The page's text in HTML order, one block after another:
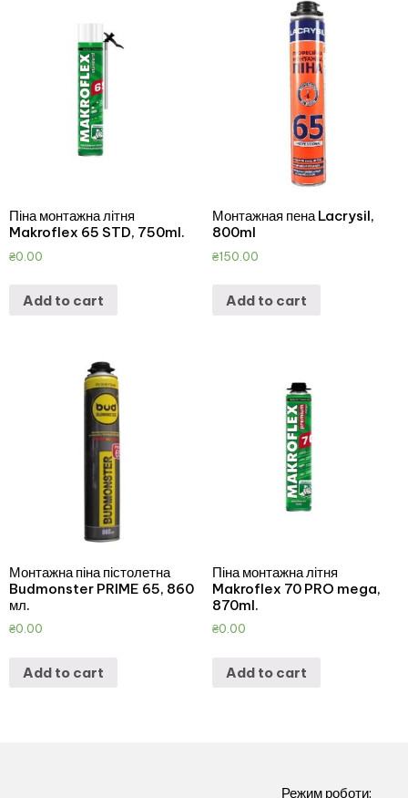
Піна монтажна літня
Makroflex 65 STD, 750ml.
₴0.00
Add to cart
Монтажная пена Lacrysil,
800ml
₴150.00
Add to cart
Монтажна піна пістолетна
Budmonster PRIME 65, 860
мл.
₴0.00
Add to cart
Піна монтажна літня
Makroflex 70 PRO mega,
870ml.
₴0.00
Add to cart
Режим роботи: